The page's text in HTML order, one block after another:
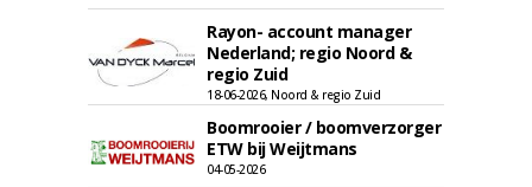
Rayon- account manager
Nederland; regio Noord &
regio Zuid
18-06-2026, Noord & regio Zuid
Boomrooier / boomverzorger
ETW bij Weijtmans
04-05-2026